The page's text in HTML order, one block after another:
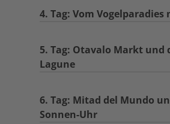
4. Tag: Vom Vogelparadies
5. Tag: Otavalo Markt und
Lagune
6. Tag: Mitad del Mundo
Sonnen-Uhr